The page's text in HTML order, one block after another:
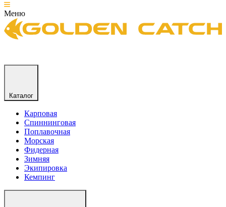
Меню
Каталог
Карповая
Спиннинговая
Поплавочная
Морская
Фидерная
Зимняя
Экипировка
Кемпинг